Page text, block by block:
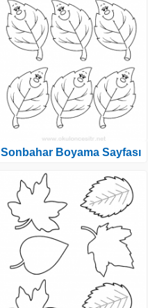
Sonbahar Boyama Sayfası